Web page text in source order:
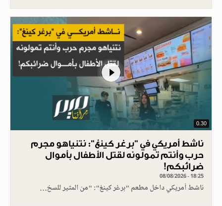
0.30
ناشط أمريكي في "برغر كينغ": نتنياهو مجرم
حرب وأنتم تمولونه لقتل الأطفال بأموال
ضرائبكم!
08/08/2026 - 18:25
ناشط أمريكي داخل مطعم "برغر كينغ": "من المثير للسخ…